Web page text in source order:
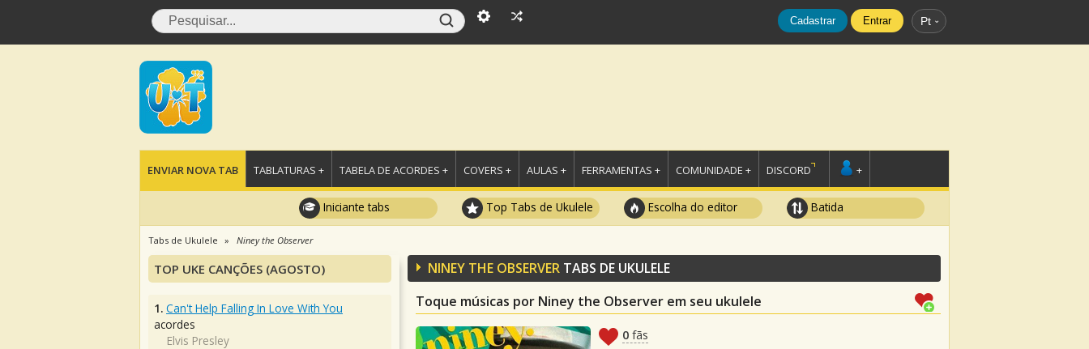
Cadastrar Entrar Pt
ENVIAR NOVA TAB TABLATURAS + TABELA DE ACORDES + COVERS + AULAS + FERRAMENTAS + COMUNIDADE + DISCORD +
Iniciante tabs Top Tabs de Ukulele Escolha do editor Batida
Tabs de Ukulele Niney the Observer
NINEY THE OBSERVER TABS DE UKULELE
Toque músicas por Niney the Observer em seu ukulele
0 fãs
TOP UKE CANÇÕES (AGOSTO)
1. Can't Help Falling In Love With You
acordes
Elvis Presley